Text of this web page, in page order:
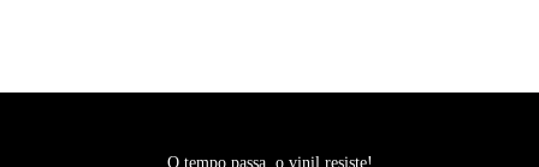
O tempo passa, o vinil resiste!